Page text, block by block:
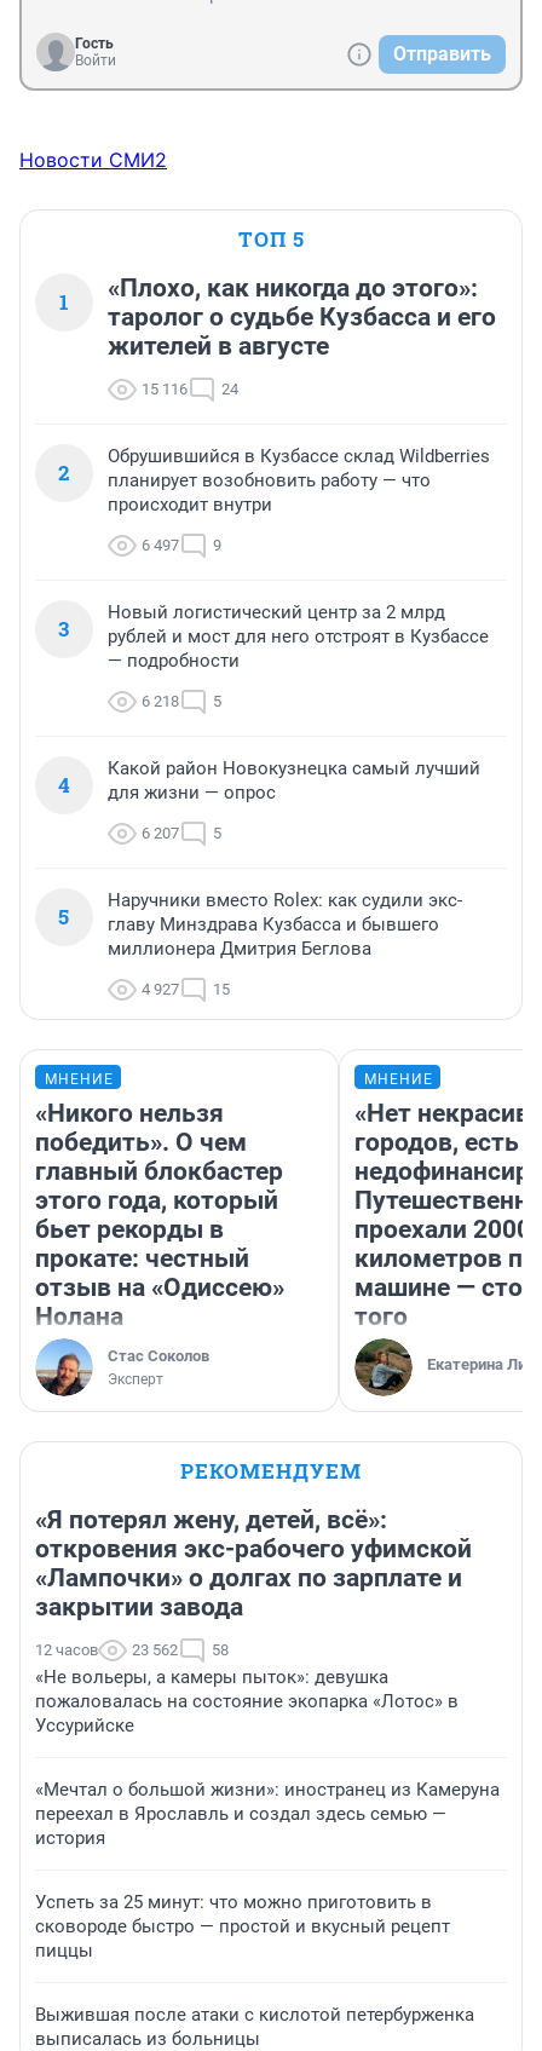
Гость
Войти
Отправить
Новости СМИ2
ТОП 5
1
«Плохо, как никогда до этого»:
таролог о судьбе Кузбасса и его
жителей в августе
15 116 24
2
Обрушившийся в Кузбассе склад Wildberries
планирует возобновить работу — что
происходит внутри
6 497 9
3
Новый логистический центр за 2 млрд
рублей и мост для него отстроят в Кузбассе
— подробности
6 218 5
4
Какой район Новокузнецка самый лучший
для жизни — опрос
6 207 5
5
Наручники вместо Rolex: как судили экс-
главу Минздрава Кузбасса и бывшего
миллионера Дмитрия Беглова
4 927 15
МНЕНИЕ
«Никого нельзя
победить». О чем
главный блокбастер
этого года, который
бьет рекорды в
прокате: честный
отзыв на «Одиссею»
Нолана
Стас Соколов
Эксперт
МНЕНИЕ
«Нет
городов, есть
проехали 2000
километров по
машине —
того
Екатерина
РЕКОМЕНДУЕМ
«Я потерял жену, детей, всё»:
откровения экс-рабочего уфимской
«Лампочки» о долгах по зарплате и
закрытии завода
12 часов 23 562 58
«Не вольеры, а камеры пыток»: девушка
пожаловалась на состояние экопарка «Лотос» в
Уссурийске
«Мечтал о большой жизни»: иностранец из Камеруна
переехал в Ярославль и создал здесь семью —
история
Успеть за 25 минут: что можно приготовить в
сковороде быстро — простой и вкусный рецепт
пиццы
Выжившая после атаки с кислотой петербурженка
выписалась из больницы